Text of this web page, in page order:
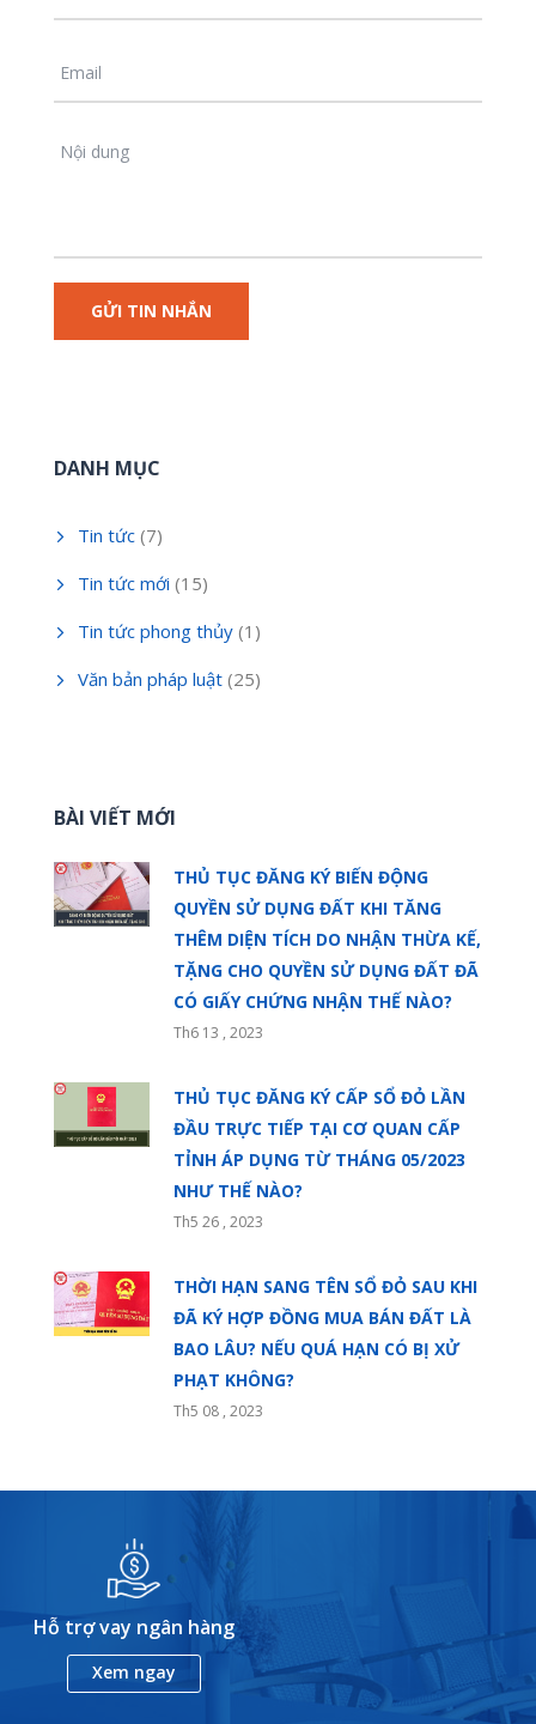
DANH MỤC
Tin tức (7)
Tin tức mới (15)
Tin tức phong thủy (1)
Văn bản pháp luật (25)
BÀI VIẾT MỚI
THỦ TỤC ĐĂNG KÝ BIẾN ĐỘNG
QUYỀN SỬ DỤNG ĐẤT KHI TĂNG
THÊM DIỆN TÍCH DO NHẬN THỪA KẾ,
TẶNG CHO QUYỀN SỬ DỤNG ĐẤT ĐÃ
CÓ GIẤY CHỨNG NHẬN THẾ NÀO?
Th6 13 , 2023
THỦ TỤC ĐĂNG KÝ CẤP SỔ ĐỎ LẦN
ĐẦU TRỰC TIẾP TẠI CƠ QUAN CẤP
TỈNH ÁP DỤNG TỪ THÁNG 05/2023
NHƯ THẾ NÀO?
Th5 26 , 2023
THỜI HẠN SANG TÊN SỔ ĐỎ SAU KHI
ĐÃ KÝ HỢP ĐỒNG MUA BÁN ĐẤT LÀ
BAO LÂU? NẾU QUÁ HẠN CÓ BỊ XỬ
PHẠT KHÔNG?
Th5 08 , 2023
Hỗ trợ vay ngân hàng
Xem ngay